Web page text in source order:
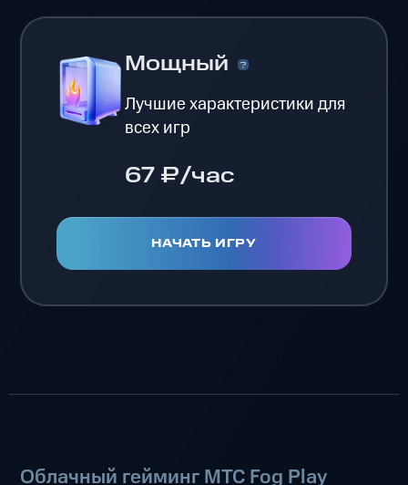
Мощный
Лучшие характеристики для
всех игр
67 ₽/час
НАЧАТЬ ИГРУ
Облачный гейминг МТС Fog Play